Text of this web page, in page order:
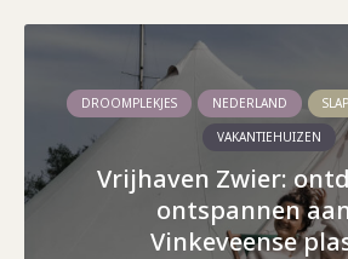
DROOMPLEKJES NEDERLAND
VAKANTIEHUIZEN
Vrijhaven Zwier:
ontspannen
Vinkeveense